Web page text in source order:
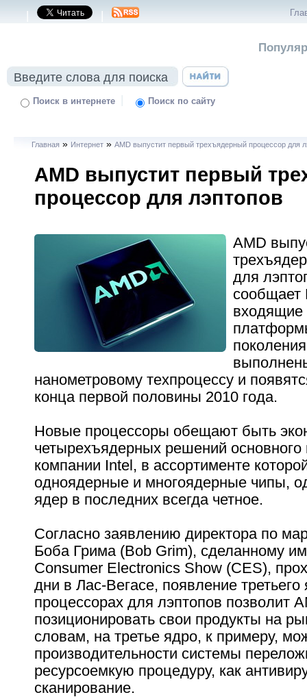
| |
Поиск в интернете | Поиск по сайту
Главная » Интернет »AMD выпустит первый трехъядерный процессор для
AMD выпустит первый
процессор для лэптопов
AMD
для
сообщает
входящие
нанометровому техпроцессу и
конца первой половины 2010 года.
Новые процессоры обещают быть
четырехъядерных решений основного
компании Intel, в ассортименте
одноядерные и многоядерные чипы,
ядер в последних всегда четное.
Согласно заявлению директора по
Боба Грима (Bob Grim), сделанному
Consumer Electronics Show (CES),
дни в Лас-Вегасе, появление третьего
процессорах для лэптопов позволит
позиционировать свои продукты на
словам, на третье ядро, к примеру,
производительности системы
ресурсоемкую процедуру, как
сканирование.